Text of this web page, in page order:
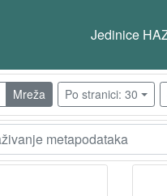
Jedinice
Mreža Po stranici: 30